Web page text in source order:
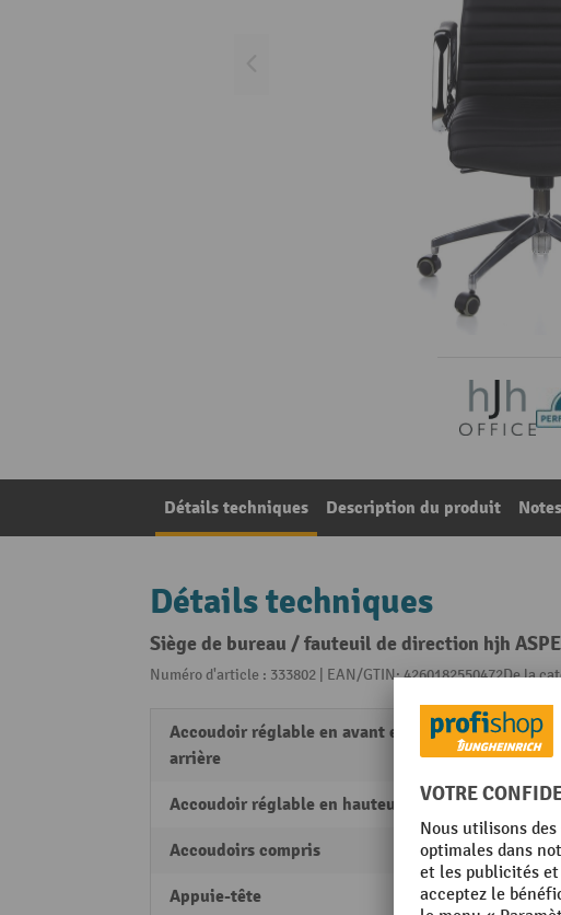
Détails techniques Description du produit
Détails techniques
Siège de bureau / fauteuil de direction hjh
Numéro d'article : 333802 | EAN/GTIN: 4260182550472De la
Accoudoir réglable en avant et en
arrière
non
Accoudoir réglable en hauteur non
Accoudoirs compris oui
Appuie-tête sans